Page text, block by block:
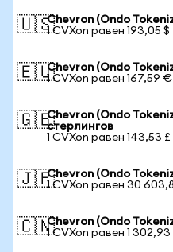
🇺🇸Chevron (Ondo
1 CVXon равен 193,05 $
🇪🇺Chevron (Ondo
1 CVXon равен 167,59 €
🇬🇧Chevron (Ondo
стерлингов
1 CVXon равен 143,53 £
🇯🇵Chevron (Ondo
1 CVXon равен 30
🇨🇳Chevron (Ondo
1 CVXon равен 1 302,93